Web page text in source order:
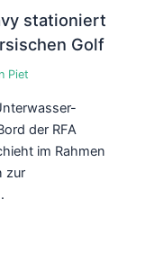
stationiert
Golf
Piet
der RFA
im Rahmen
zur